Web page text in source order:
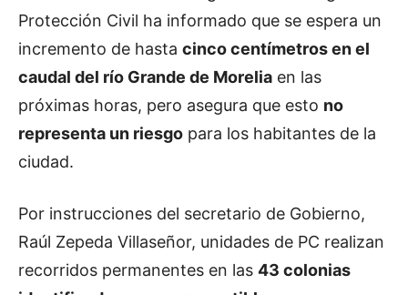
Protección Civil ha informado que se espera un
incremento de hasta cinco centímetros en el
caudal del río Grande de Morelia en las
próximas horas, pero asegura que esto no
representa un riesgo para los habitantes de la
ciudad.
Por instrucciones del secretario de Gobierno,
Raúl Zepeda Villaseñor, unidades de PC realizan
recorridos permanentes en las 43 colonias